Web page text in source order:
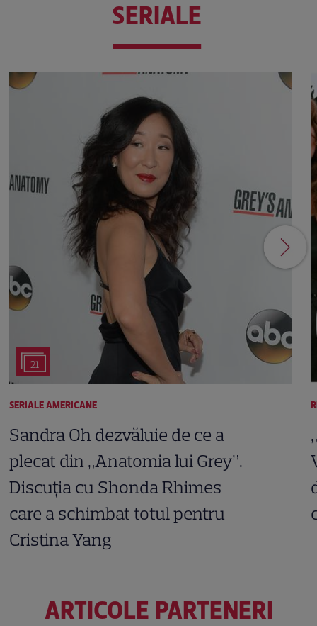
SERIALE
21
SERIALE AMERICANE
Sandra Oh dezvăluie de ce a
plecat din „Anatomia lui Grey”.
Discuția cu Shonda Rhimes
care a schimbat totul pentru
Cristina Yang
ARTICOLE PARTENERI